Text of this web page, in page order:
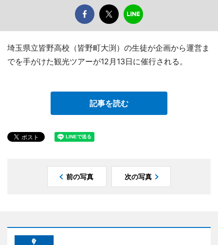
埼玉県立皆野高校（皆野町大渕）の生徒が企画から運営ま
でを手がけた観光ツアーが12月13日に催行される。
記事を読む
前の写真 次の写真